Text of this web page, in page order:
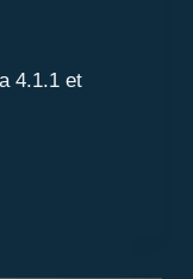
4.1.1 et